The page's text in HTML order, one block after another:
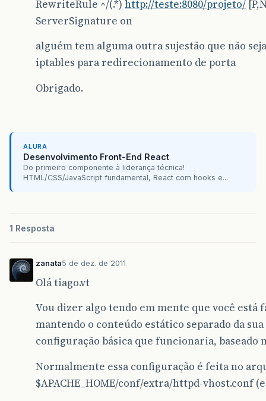
RewriteRule ^/(.*) http://teste:8080/projeto/
ServerSignature on
alguém tem alguma outra sujestão que não
iptables para redirecionamento de porta
Obrigado.
ALURA
Desenvolvimento Front-End React
Do primeiro componente à liderança técnica!
HTML/CSS/JavaScript fundamental, React com hooks e...
1 Resposta
zanata5 de dez. de 2011
Olá tiago.vt
Vou dizer algo tendo em mente que você está
mantendo o conteúdo estático separado da
configuração básica que funcionaria, baseado
Normalmente essa configuração é feita no
$APACHE_HOME/conf/extra/httpd-vhost.conf